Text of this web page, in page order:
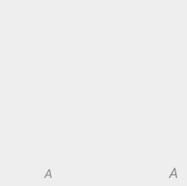
A A